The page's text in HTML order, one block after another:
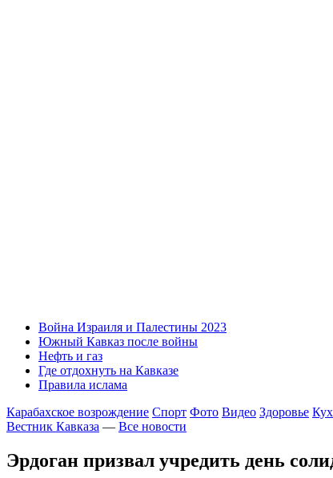
Война Израиля и Палестины 2023
Южный Кавказ после войны
Нефть и газ
Где отдохнуть на Кавказе
Правила ислама
Карабахское возрождение Спорт Фото Видео Здоровье
Вестник Кавказа — Все новости
Эрдоган призвал учредить день